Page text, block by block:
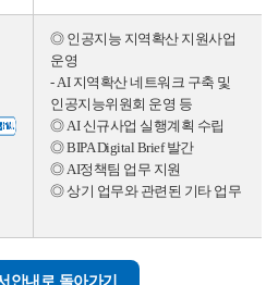
홍보자료 정기간행물
사말 설립목적/연혁
◎ 인공지능 지역확산 지원사업
운영
- AI 지역확산 네트워크 구축 및
인공지능위원회 운영 등
◎ AI 신규사업 실행계획 수립
◎ BIPA Digital Brief 발간
◎ AI정책팀 업무 지원
◎ 상기 업무와 관련된 기타 업무
안내로 돌아가기